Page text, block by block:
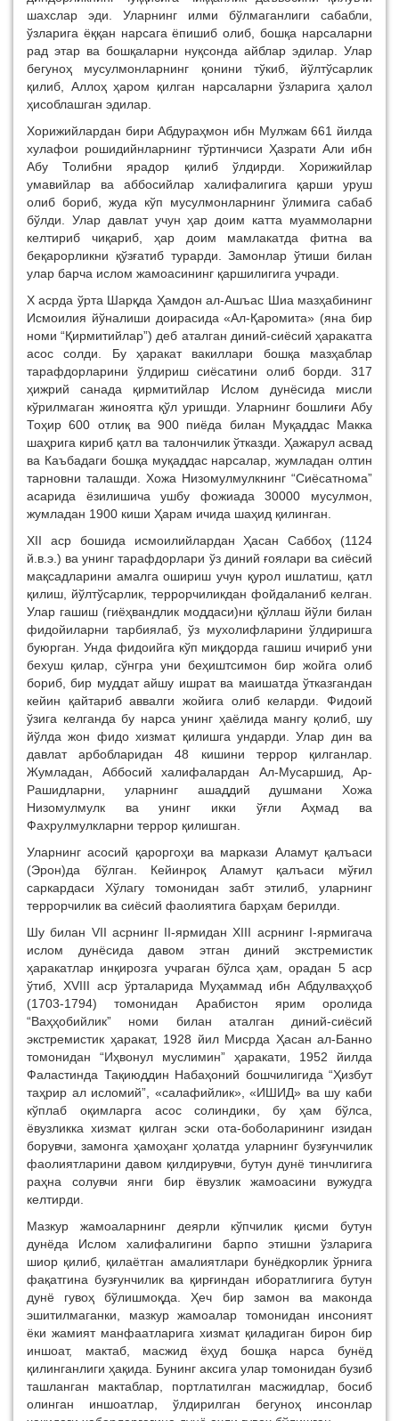
шахслар эди. Уларнинг илми бўлмаганлиги сабабли,
ўзларига ёққан нарсага ёпишиб олиб, бошқа нарсаларни
рад этар ва бошқаларни нуқсонда айблар эдилар. Улар
бегуноҳ мусулмонларнинг қонини тўкиб, йўлтўсарлик
қилиб, Аллоҳ ҳаром қилган нарсаларни ўзларига ҳалол
ҳисоблашган эдилар.
Хорижийлардан бири Абдураҳмон ибн Мулжам 661 йилда
хулафои рошидийнларнинг тўртинчиси Ҳазрати Али ибн
Абу Толибни ярадор қилиб ўлдирди. Хорижийлар
умавийлар ва аббосийлар халифалигига қарши уруш
олиб бориб, жуда кўп мусулмонларнинг ўлимига сабаб
бўлди. Улар давлат учун ҳар доим катта муаммоларни
келтириб чиқариб, ҳар доим мамлакатда фитна ва
беқарорликни қўзғатиб турарди. Замонлар ўтиши билан
улар барча ислом жамоасининг қаршилигига учради.
X асрда ўрта Шарқда Ҳамдон ал-Ашъас Шиа мазҳабининг
Исмоилия йўналиши доирасида «Ал-Қаромита» (яна бир
номи “Қирмитийлар”) деб аталган диний-сиёсий ҳаракатга
асос солди. Бу ҳаракат вакиллари бошқа мазҳаблар
тарафдорларини ўлдириш сиёсатини олиб борди. 317
ҳижрий санада қирмитийлар Ислом дунёсида мисли
кўрилмаган жиноятга қўл уришди. Уларнинг бошлиғи Абу
Тоҳир 600 отлиқ ва 900 пиёда билан Муқаддас Макка
шаҳрига кириб қатл ва талончилик ўтказди. Ҳажарул асвад
ва Каъбадаги бошқа муқаддас нарсалар, жумладан олтин
тарновни талашди. Хожа Низомулмулкнинг “Сиёсатнома”
асарида ёзилишича ушбу фожиада 30000 мусулмон,
жумладан 1900 киши Ҳарам ичида шаҳид қилинган.
XII аср бошида исмоилийлардан Ҳасан Саббоҳ (1124
й.в.э.) ва унинг тарафдорлари ўз диний ғоялари ва сиёсий
мақсадларини амалга ошириш учун қурол ишлатиш, қатл
қилиш, йўлтўсарлик, террорчиликдан фойдаланиб келган.
Улар гашиш (гиёҳвандлик моддаси)ни қўллаш йўли билан
фидойиларни тарбиялаб, ўз мухолифларини ўлдиришга
буюрган. Унда фидоийга кўп миқдорда гашиш ичириб уни
бехуш қилар, сўнгра уни беҳиштсимон бир жойга олиб
бориб, бир муддат айшу ишрат ва маишатда ўтказгандан
кейин қайтариб аввалги жойига олиб келарди. Фидоий
ўзига келганда бу нарса унинг ҳаёлида мангу қолиб, шу
йўлда жон фидо хизмат қилишга ундарди. Улар дин ва
давлат арбобларидан 48 кишини террор қилганлар.
Жумладан, Аббосий халифалардан Ал-Мусаршид, Ар-
Рашидларни, уларнинг ашаддий душмани Хожа
Низомулмулк ва унинг икки ўғли Аҳмад ва
Фахрулмулкларни террор қилишган.
Уларнинг асосий қароргоҳи ва маркази Аламут қалъаси
(Эрон)да бўлган. Кейинроқ Аламут қалъаси мўғил
саркардаси Хўлагу томонидан забт этилиб, уларнинг
террорчилик ва сиёсий фаолиятига барҳам берилди.
Шу билан VII асрнинг II-ярмидан XIII асрнинг I-ярмигача
ислом дунёсида давом этган диний экстремистик
ҳаракатлар инқирозга учраган бўлса ҳам, орадан 5 аср
ўтиб, XVIII аср ўрталарида Муҳаммад ибн Абдулваҳҳоб
(1703-1794) томонидан Арабистон ярим оролида
“Ваҳҳобийлик” номи билан аталган диний-сиёсий
экстремистик ҳаракат, 1928 йил Мисрда Ҳасан ал-Банно
томонидан “Иҳвонул муслимин” ҳаракати, 1952 йилда
Фаластинда Тақиюддин Набаҳоний бошчилигида “Ҳизбут
таҳрир ал исломий”, «салафийлик», «ИШИД» ва шу каби
кўплаб оқимларга асос солиндики, бу ҳам бўлса,
ёвузликка хизмат қилган эски ота-боболарининг изидан
борувчи, замонга ҳамоҳанг ҳолатда уларнинг бузғунчилик
фаолиятларини давом қилдирувчи, бутун дунё тинчлигига
раҳна солувчи янги бир ёвузлик жамоасини вужудга
келтирди.
Мазкур жамоаларнинг деярли кўпчилик қисми бутун
дунёда Ислом халифалигини барпо этишни ўзларига
шиор қилиб, қилаётган амалиятлари бунёдкорлик ўрнига
фақатгина бузғунчилик ва қирғиндан иборатлигига бутун
дунё гувоҳ бўлишмоқда. Ҳеч бир замон ва маконда
эшитилмаганки, мазкур жамоалар томонидан инсоният
ёки жамият манфаатларига хизмат қиладиган бирон бир
иншоат, мактаб, масжид ёҳуд бошқа нарса бунёд
қилинганлиги ҳақида. Бунинг аксига улар томонидан бузиб
ташланган мактаблар, портлатилган масжидлар, босиб
олинган иншоатлар, ўлдирилган бегуноҳ инсонлар